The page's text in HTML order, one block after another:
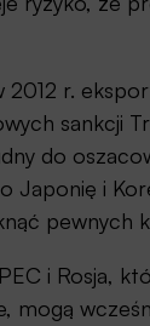
2012 r.
do
Japonię i
pewnych
i Rosja,
mogą